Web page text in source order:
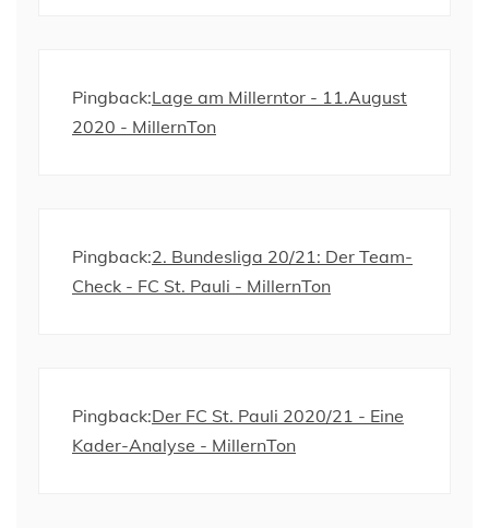
Pingback:Lage am Millerntor - 11.August
2020 - MillernTon
Pingback:2. Bundesliga 20/21: Der Team-
Check - FC St. Pauli - MillernTon
Pingback:Der FC St. Pauli 2020/21 - Eine
Kader-Analyse - MillernTon